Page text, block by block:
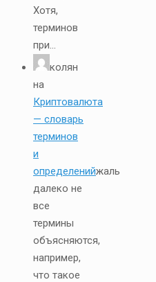
Хотя,
терминов
при...
колян
на
Криптовалюта
— словарь
терминов
и
определенийжаль
далеко не
все
термины
объясняются,
например,
что такое